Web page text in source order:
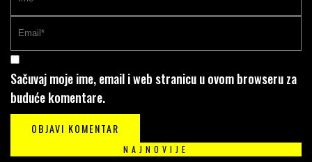
Sačuvaj moje ime, email i web stranicu u ovom browseru za
buduće komentare.
NAJNOVIJE